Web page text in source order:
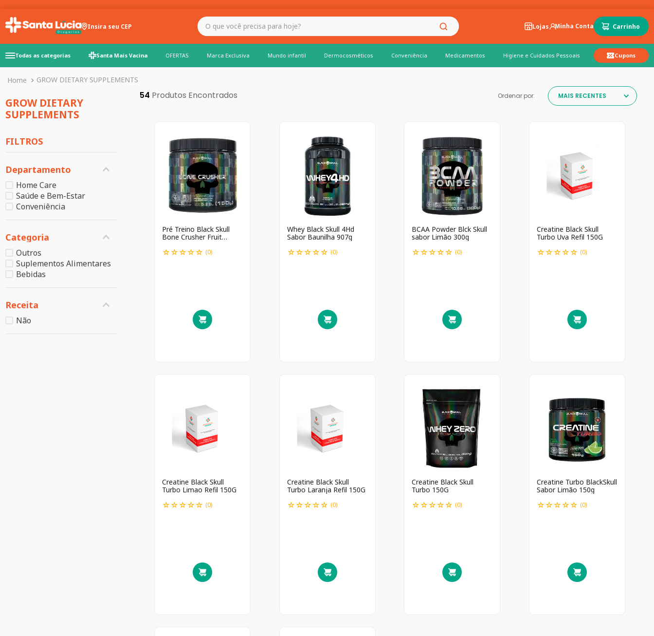
Insira seu CEP
O que você precisa para hoje?
Lojas
Todas as categorias Santa Mais Vacina OFERTAS Marca Exclusiva Mundo infantil Dermocosméticos Conveniência Medicamentos Higiene e Cuidados Pessoais Cupons
GROW DIETARY SUPPLEMENTS
GROW DIETARY
SUPPLEMENTS
FILTROS
Departamento
Home Care
Saúde e Bem-Estar
Conveniência
Categoria
Outros
Suplementos Alimentares
Bebidas
Receita
Não
54 Ordenar por: MAIS RECENTES
Pré Treino Black Skull
Bone Crusher Fruit
☆☆☆☆☆ (0)
Whey Black Skull 4Hd
Sabor Baunilha 907g
☆☆☆☆☆ (0)
BCAA Powder Blck Skull
sabor Limão 300g
☆☆☆☆☆ (0)
Creatine Black Skull
Turbo Uva Refil 150G
☆☆☆☆☆ (0)
Creatine Black Skull
Turbo Limao Refil 150G
☆☆☆☆☆ (0)
Creatine Black Skull
Turbo Laranja Refil 150G
☆☆☆☆☆ (0)
Creatine Black Skull
Turbo 150G
☆☆☆☆☆ (0)
Creatine Turbo BlackSkull
Sabor Limão 150g
☆☆☆☆☆ (0)